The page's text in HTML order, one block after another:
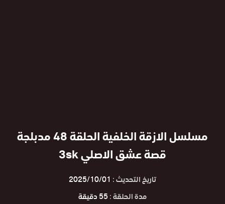
مسلسل الازقة الخلفية الحلقة 48 مدبلجة
قصة عشق الاصلي 3sk
تاريخ التحديث : 2025/10/01
مدة الحلقة :55 دقيقة